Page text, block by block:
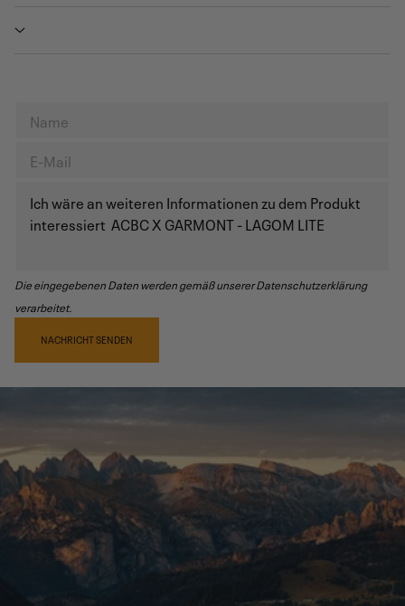
Die eingegebenen Daten werden gemäß unserer Datenschutzerklärung
verarbeitet.
NACHRICHT SENDEN